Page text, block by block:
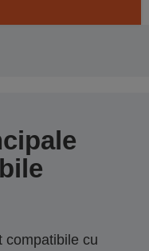
compatibile cu